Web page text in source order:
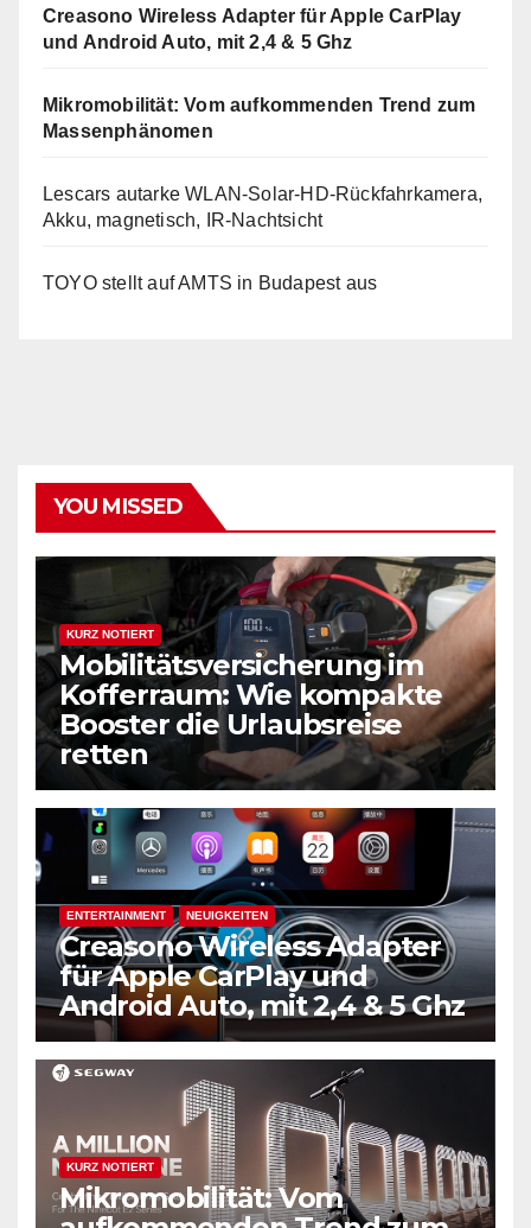
Creasono Wireless Adapter für Apple CarPlay
und Android Auto, mit 2,4 & 5 Ghz
Mikromobilität: Vom aufkommenden Trend zum
Massenphänomen
Lescars autarke WLAN-Solar-HD-Rückfahrkamera,
Akku, magnetisch, IR-Nachtsicht
TOYO stellt auf AMTS in Budapest aus
YOU MISSED
KURZ NOTIERT
Mobilitätsversicherung im
Kofferraum: Wie kompakte
Booster die Urlaubsreise
retten
ENTERTAINMENT NEUIGKEITEN
Creasono Wireless Adapter
für Apple CarPlay und
Android Auto, mit 2,4 & 5 Ghz
KURZ NOTIERT
Mikromobilität: Vom